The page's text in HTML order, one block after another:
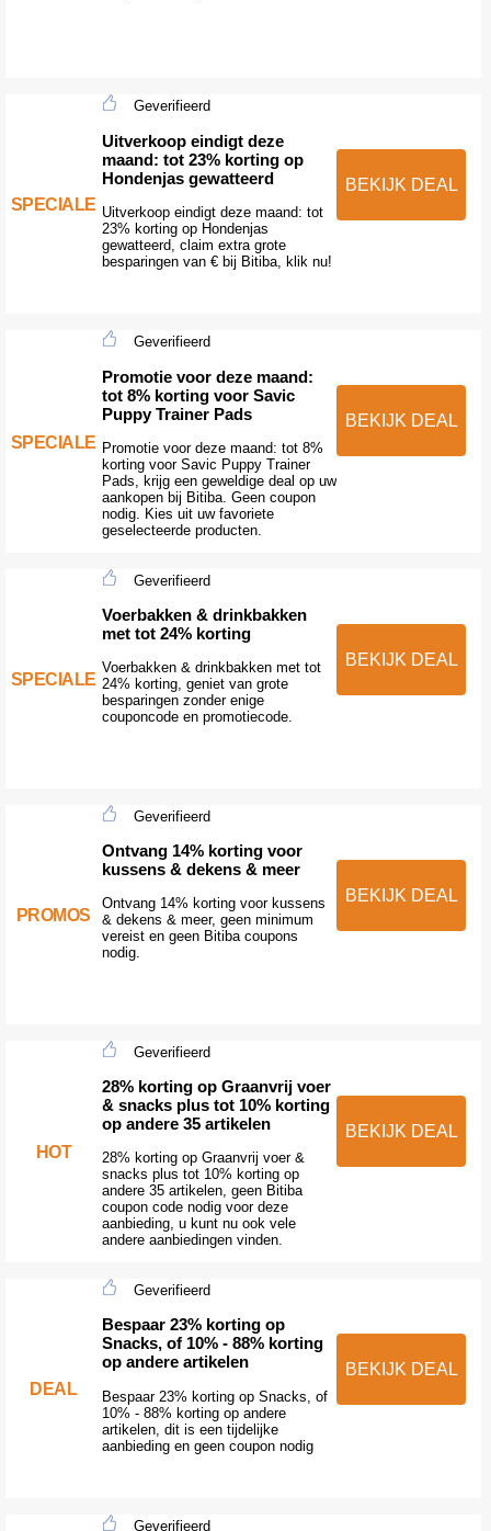
SPECIALE
Geverifieerd
Uitverkoop eindigt deze
maand: tot 23% korting op
Hondenjas gewatteerd
Uitverkoop eindigt deze maand: tot
23% korting op Hondenjas
gewatteerd, claim extra grote
besparingen van € bij Bitiba, klik nu!
BEKIJK DEAL
SPECIALE
Geverifieerd
Promotie voor deze maand:
tot 8% korting voor Savic
Puppy Trainer Pads
Promotie voor deze maand: tot 8%
korting voor Savic Puppy Trainer
Pads, krijg een geweldige deal op uw
aankopen bij Bitiba. Geen coupon
nodig. Kies uit uw favoriete
geselecteerde producten.
BEKIJK DEAL
SPECIALE
Geverifieerd
Voerbakken & drinkbakken
met tot 24% korting
Voerbakken & drinkbakken met tot
24% korting, geniet van grote
besparingen zonder enige
couponcode en promotiecode.
BEKIJK DEAL
PROMOS
Geverifieerd
Ontvang 14% korting voor
kussens & dekens & meer
Ontvang 14% korting voor kussens
& dekens & meer, geen minimum
vereist en geen Bitiba coupons
nodig.
BEKIJK DEAL
HOT
Geverifieerd
28% korting op Graanvrij voer
& snacks plus tot 10% korting
op andere 35 artikelen
28% korting op Graanvrij voer &
snacks plus tot 10% korting op
andere 35 artikelen, geen Bitiba
coupon code nodig voor deze
aanbieding, u kunt nu ook vele
andere aanbiedingen vinden.
BEKIJK DEAL
DEAL
Geverifieerd
Bespaar 23% korting op
Snacks, of 10% - 88% korting
op andere artikelen
Bespaar 23% korting op Snacks, of
10% - 88% korting op andere
artikelen, dit is een tijdelijke
aanbieding en geen coupon nodig
BEKIJK DEAL
Geverifieerd